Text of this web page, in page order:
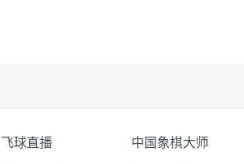
飞球直播 中国象棋大师